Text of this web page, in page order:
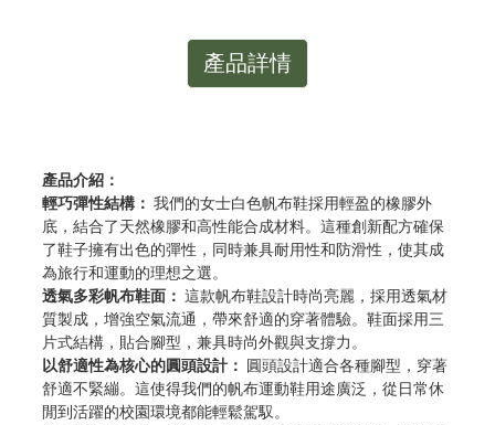
產品詳情
產品介紹：
輕巧彈性結構： 我們的女士白色帆布鞋採用輕盈的橡膠外
底，結合了天然橡膠和高性能合成材料。這種創新配方確保
了鞋子擁有出色的彈性，同時兼具耐用性和防滑性，使其成
為旅行和運動的理想之選。
透氣多彩帆布鞋面： 這款帆布鞋設計時尚亮麗，採用透氣材
質製成，增強空氣流通，帶來舒適的穿著體驗。鞋面採用三
片式結構，貼合腳型，兼具時尚外觀與支撐力。
以舒適性為核心的圓頭設計： 圓頭設計適合各種腳型，穿著
舒適不緊繃。這使得我們的帆布運動鞋用途廣泛，從日常休
閒到活躍的校園環境都能輕鬆駕馭。